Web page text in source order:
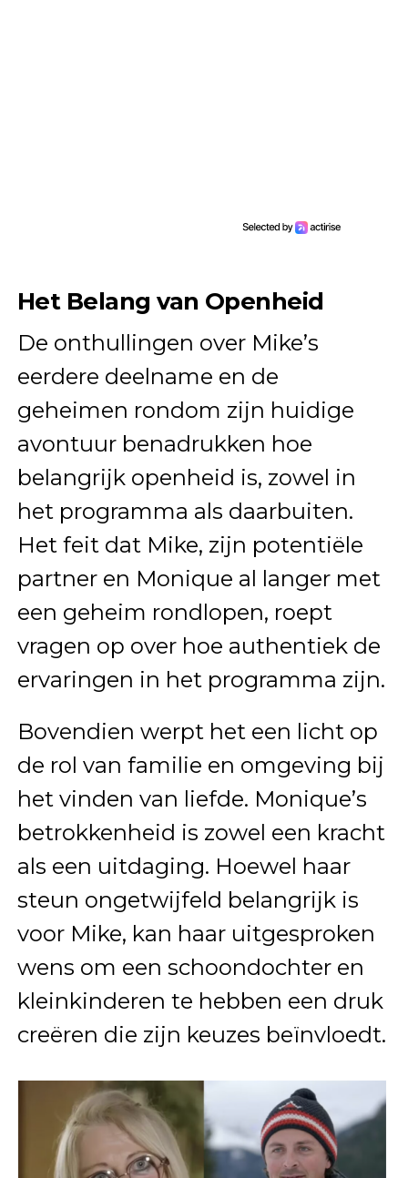
Het Belang van Openheid
De onthullingen over Mike’s
eerdere deelname en de
geheimen rondom zijn huidige
avontuur benadrukken hoe
belangrijk openheid is, zowel in
het programma als daarbuiten.
Het feit dat Mike, zijn potentiële
partner en Monique al langer met
een geheim rondlopen, roept
vragen op over hoe authentiek de
ervaringen in het programma zijn.
Bovendien werpt het een licht op
de rol van familie en omgeving bij
het vinden van liefde. Monique’s
betrokkenheid is zowel een kracht
als een uitdaging. Hoewel haar
steun ongetwijfeld belangrijk is
voor Mike, kan haar uitgesproken
wens om een schoondochter en
kleinkinderen te hebben een druk
creëren die zijn keuzes beïnvloedt.